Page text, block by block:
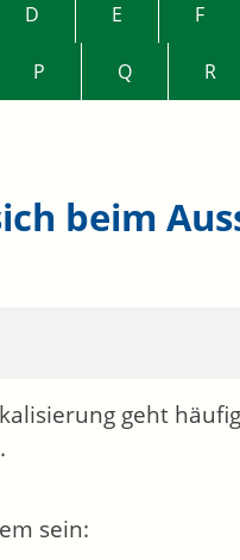
D E F
P Q R
beim
geht
sein: